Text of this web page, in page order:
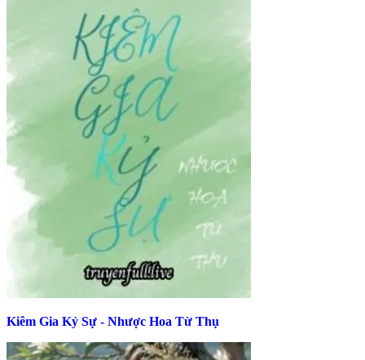
Kiêm Gia Kỷ Sự - Nhược Hoa Từ Thụ